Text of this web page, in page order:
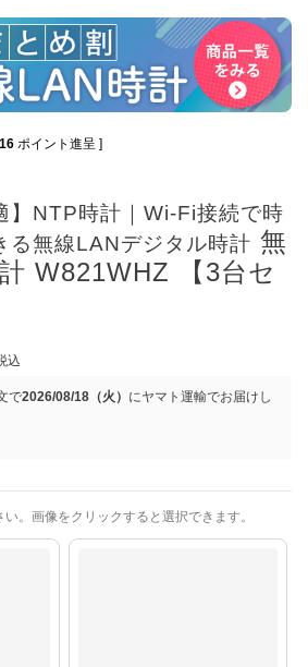
ポイント進呈 ]
】NTP時計｜Wi-Fi接続で時
る無線LANデジタル時計 無
W821WHZ 【3台セ
込
で2026/08/18（火） にヤマト運輸でお届けし
。画像をクリックすると選択できます。